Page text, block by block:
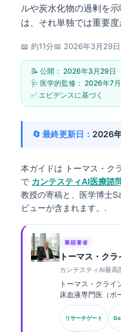
ルや炭水化物の過剰を
は、それ単独では重要
📖 約11分📅 2026年3月29日
📝 公開： 2026年3月29日
🩺 医学的監修： 2026年7
✅ エビデンスに基づく
🔄 最終更新日： 2026
本ガイドは トーマス・ク
で カンテスティAI医療諮
教授の寄稿と、医学博士
ビューが含まれます。.
筆頭著者
トーマス・ク
カンテスティAI最高
トーマス・クライ
床血液専門医（ボ
査医学およびAI支
験を有しています
者（CMO）とし
リサーチゲート